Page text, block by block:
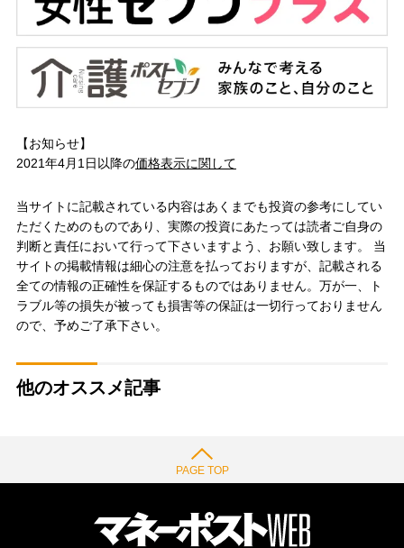
【お知らせ】
2021年4月1日以降の価格表示に関して
当サイトに記載されている内容はあくまでも投資の参考にしてい
ただくためのものであり、実際の投資にあたっては読者ご自身の
判断と責任において行って下さいますよう、お願い致します。 当
サイトの掲載情報は細心の注意を払っておりますが、記載される
全ての情報の正確性を保証するものではありません。万が一、ト
ラブル等の損失が被っても損害等の保証は一切行っておりません
ので、予めご了承下さい。
他のオススメ記事
PAGE TOP